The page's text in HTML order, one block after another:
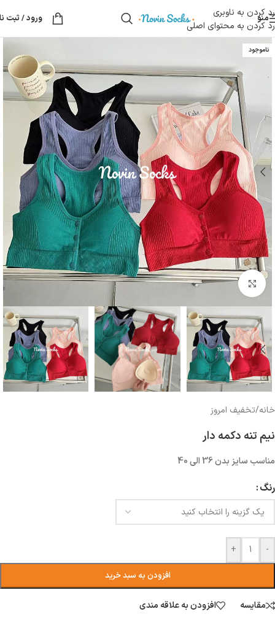
رد کردن به ناوبری
رد کردن به محتوای اصلی
منو ورود / ثبت
ناموجود
بزرگنمایی تصویر
خانه/تخفیف امروز
نیم تنه دکمه دار
مناسب سایز بدن 36 الی 40
رنگ
-
+
افزودن به سبد خرید
مقایسه افزودن به علاقه مندی